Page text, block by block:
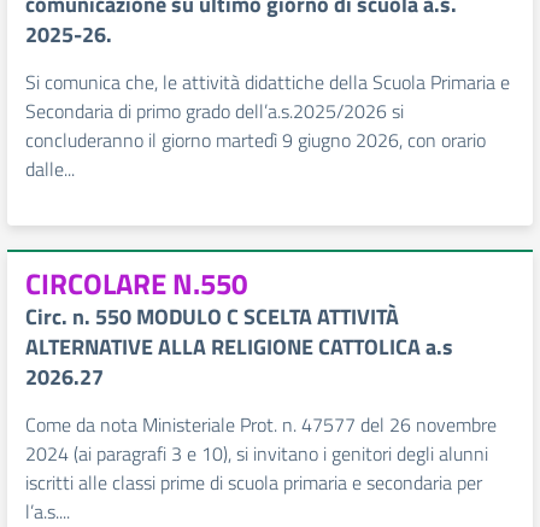
2025-26.
Si comunica che, le attività didattiche della Scuola Primaria e
Secondaria di primo grado dell’a.s.2025/2026 si
concluderanno il giorno martedì 9 giugno 2026, con orario
dalle...
CIRCOLARE N.550
Circ. n. 550 MODULO C SCELTA ATTIVITÀ
ALTERNATIVE ALLA RELIGIONE CATTOLICA a.s
2026.27
Come da nota Ministeriale Prot. n. 47577 del 26 novembre
2024 (ai paragrafi 3 e 10), si invitano i genitori degli alunni
iscritti alle classi prime di scuola primaria e secondaria per
l’a.s....